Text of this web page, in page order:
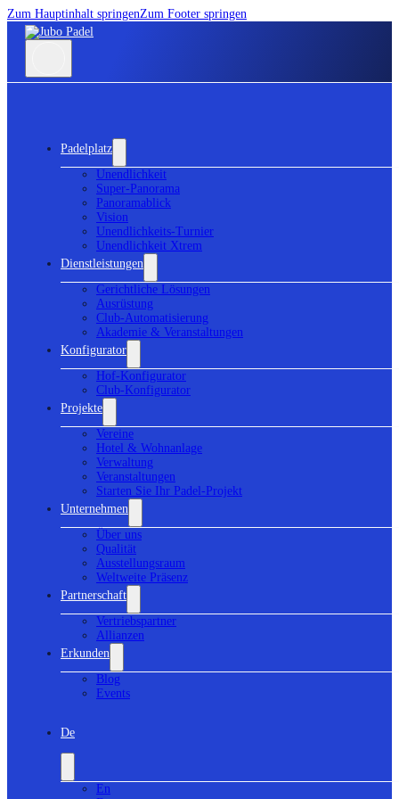
Zum Hauptinhalt springenZum Footer springen
Padelplatz
Unendlichkeit
Super-Panorama
Panoramablick
Vision
Unendlichkeits-Turnier
Unendlichkeit Xtrem
Dienstleistungen
Gerichtliche Lösungen
Ausrüstung
Club-Automatisierung
Akademie & Veranstaltungen
Konfigurator
Hof-Konfigurator
Club-Konfigurator
Projekte
Vereine
Hotel & Wohnanlage
Verwaltung
Veranstaltungen
Starten Sie Ihr Padel-Projekt
Unternehmen
Über uns
Qualität
Ausstellungsraum
Weltweite Präsenz
Partnerschaft
Vertriebspartner
Allianzen
Erkunden
Blog
Events
De
En